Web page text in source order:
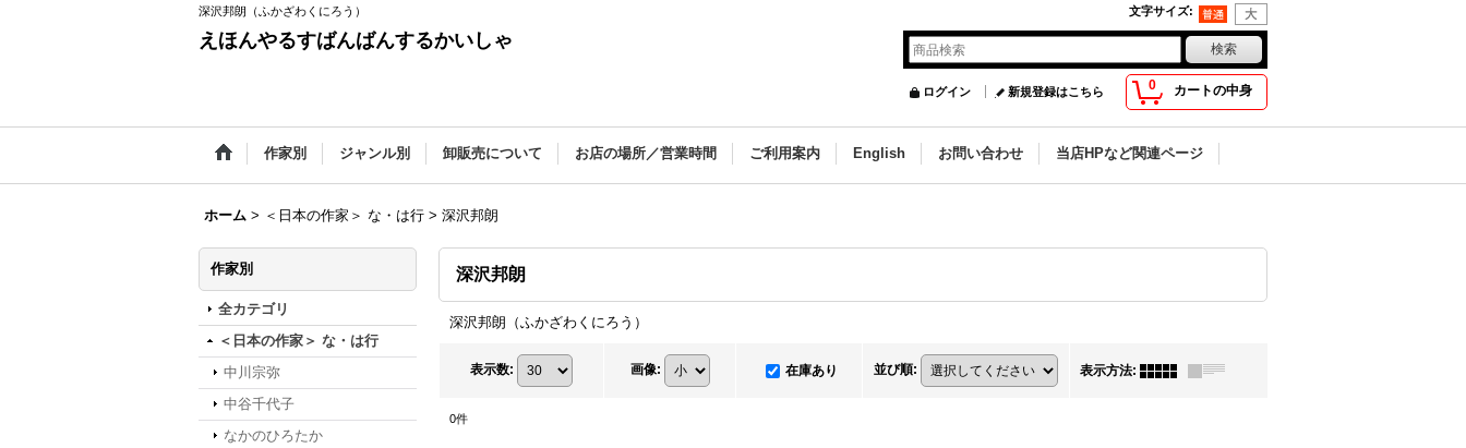
深沢邦朗（ふかざわくにろう） 文字サイズ:
えほんやるすばんばんするかいしゃ
0 カートの中身
ログイン 新規登録はこちら
作家別 ジャンル別 卸販売について お店の場所／営業時間 ご利用案内 English お問い合わせ 当店HPなど関連ページ
ホーム > ＜日本の作家＞ な・は行 > 深沢邦朗
作家別
全カテゴリ
＜日本の作家＞ な・は行
中川宗弥
中谷千代子
なかのひろたか
深沢邦朗
深沢邦朗（ふかざわくにろう）
表示数: 画像: 在庫あり 並び順: 表示方法:
0件